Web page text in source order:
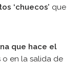
‘chuecos’ que
que hace el
o en la salida de